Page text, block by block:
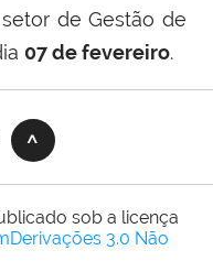
de Gestão de
07 de fevereiro.
sob a licença
3.0 Não